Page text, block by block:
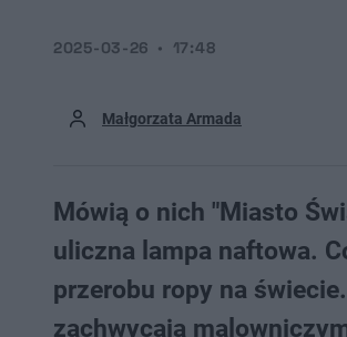
Małgorzata Armada
2025-03-26 17:48
Mówią o nich "Miasto
uliczna lampa naftowa.
przerobu ropy na
zachwycają